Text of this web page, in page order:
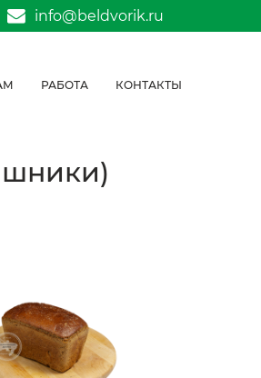
info@beldvorik.ru
РАБОТА КОНТАКТЫ